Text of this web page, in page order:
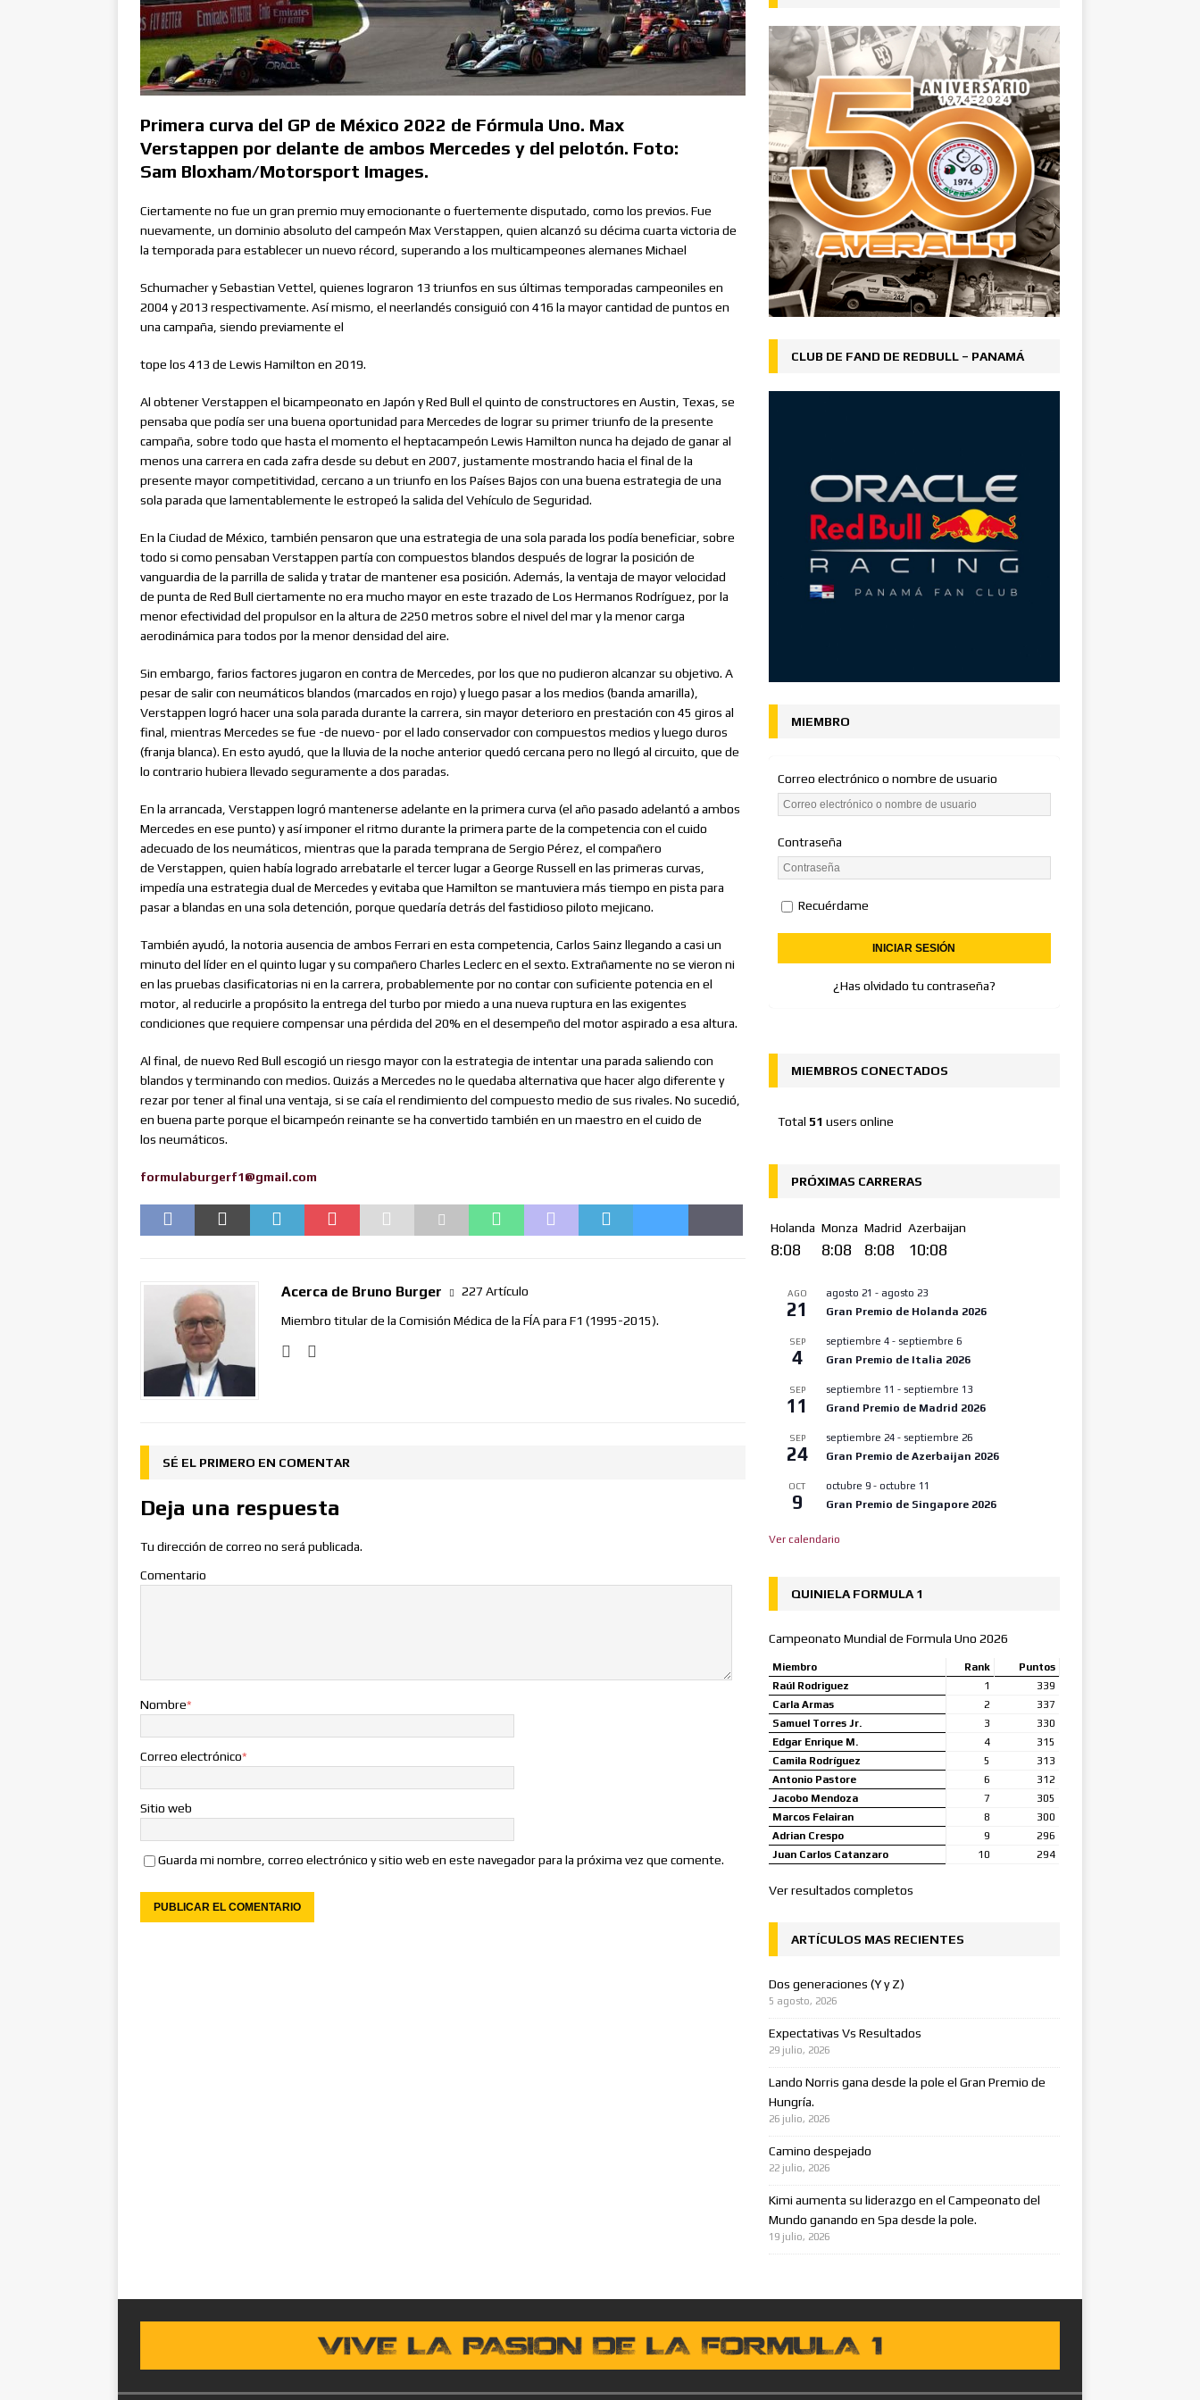
Primera curva del GP de México 2022 de Fórmula Uno. Max
Verstappen por delante de ambos Mercedes y del pelotón. Foto:
Sam Bloxham/Motorsport Images.
Ciertamente no fue un gran premio muy emocionante o fuertemente disputado, como los previos. Fue
nuevamente, un dominio absoluto del campeón Max Verstappen, quien alcanzó su décima cuarta victoria de
la temporada para establecer un nuevo récord, superando a los multicampeones alemanes Michael
Schumacher y Sebastian Vettel, quienes lograron 13 triunfos en sus últimas temporadas campeoniles en
2004 y 2013 respectivamente. Así mismo, el neerlandés consiguió con 416 la mayor cantidad de puntos en
una campaña, siendo previamente el
tope los 413 de Lewis Hamilton en 2019.
Al obtener Verstappen el bicampeonato en Japón y Red Bull el quinto de constructores en Austin, Texas, se
pensaba que podía ser una buena oportunidad para Mercedes de lograr su primer triunfo de la presente
campaña, sobre todo que hasta el momento el heptacampeón Lewis Hamilton nunca ha dejado de ganar al
menos una carrera en cada zafra desde su debut en 2007, justamente mostrando hacia el final de la
presente mayor competitividad, cercano a un triunfo en los Países Bajos con una buena estrategia de una
sola parada que lamentablemente le estropeó la salida del Vehículo de Seguridad.
En la Ciudad de México, también pensaron que una estrategia de una sola parada los podía beneficiar, sobre
todo si como pensaban Verstappen partía con compuestos blandos después de lograr la posición de
vanguardia de la parrilla de salida y tratar de mantener esa posición. Además, la ventaja de mayor velocidad
de punta de Red Bull ciertamente no era mucho mayor en este trazado de Los Hermanos Rodríguez, por la
menor efectividad del propulsor en la altura de 2250 metros sobre el nivel del mar y la menor carga
aerodinámica para todos por la menor densidad del aire.
Sin embargo, farios factores jugaron en contra de Mercedes, por los que no pudieron alcanzar su objetivo. A
pesar de salir con neumáticos blandos (marcados en rojo) y luego pasar a los medios (banda amarilla),
Verstappen logró hacer una sola parada durante la carrera, sin mayor deterioro en prestación con 45 giros al
final, mientras Mercedes se fue -de nuevo- por el lado conservador con compuestos medios y luego duros
(franja blanca). En esto ayudó, que la lluvia de la noche anterior quedó cercana pero no llegó al circuito, que de
lo contrario hubiera llevado seguramente a dos paradas.
En la arrancada, Verstappen logró mantenerse adelante en la primera curva (el año pasado adelantó a ambos
Mercedes en ese punto) y así imponer el ritmo durante la primera parte de la competencia con el cuido
adecuado de los neumáticos, mientras que la parada temprana de Sergio Pérez, el compañero
de Verstappen, quien había logrado arrebatarle el tercer lugar a George Russell en las primeras curvas,
impedía una estrategia dual de Mercedes y evitaba que Hamilton se mantuviera más tiempo en pista para
pasar a blandas en una sola detención, porque quedaría detrás del fastidioso piloto mejicano.
También ayudó, la notoria ausencia de ambos Ferrari en esta competencia, Carlos Sainz llegando a casi un
minuto del líder en el quinto lugar y su compañero Charles Leclerc en el sexto. Extrañamente no se vieron ni
en las pruebas clasificatorias ni en la carrera, probablemente por no contar con suficiente potencia en el
motor, al reducirle a propósito la entrega del turbo por miedo a una nueva ruptura en las exigentes
condiciones que requiere compensar una pérdida del 20% en el desempeño del motor aspirado a esa altura.
Al final, de nuevo Red Bull escogió un riesgo mayor con la estrategia de intentar una parada saliendo con
blandos y terminando con medios. Quizás a Mercedes no le quedaba alternativa que hacer algo diferente y
rezar por tener al final una ventaja, si se caía el rendimiento del compuesto medio de sus rivales. No sucedió,
en buena parte porque el bicampeón reinante se ha convertido también en un maestro en el cuido de
los neumáticos.
formulaburgerf1@gmail.com
Acerca de Bruno Burger 227 Artículo
Miembro titular de la Comisión Médica de la FÍA para F1 (1995-2015).
SÉ EL PRIMERO EN COMENTAR
Deja una respuesta
Tu dirección de correo no será publicada.
Comentario
Nombre*
Correo electrónico*
Sitio web
Guarda mi nombre, correo electrónico y sitio web en este navegador para la próxima vez que comente.
CLUB DE FAND DE REDBULL – PANAMÁ
MIEMBRO
Correo electrónico o nombre de usuario
Contraseña
Recuérdame
¿Has olvidado tu contraseña?
MIEMBROS CONECTADOS
Total 51 users online
PRÓXIMAS CARRERAS
Holanda
8:08
Monza
8:08
Madrid
8:08
Azerbaijan
10:08
AGO
21
agosto 21 - agosto 23
Gran Premio de Holanda 2026
SEP
4
septiembre 4- septiembre 6
Gran Premio de Italia 2026
SEP
11
septiembre 11 - septiembre 13
Grand Premio de Madrid 2026
SEP
24
septiembre 24- septiembre 26
Gran Premio de Azerbaijan 2026
OCT
9
octubre 9- octubre 11
Gran Premio de Singapore 2026
Ver calendario
QUINIELA FORMULA 1
Campeonato Mundial de Formula Uno 2026
Miembro Rank
Puntos
Raúl Rodriguez
1
339
Carla Armas
2
337
Samuel Torres Jr.
3
330
Edgar Enrique M.
4
315
Camila Rodríguez
5
313
Antonio Pastore
6
312
Jacobo Mendoza
7
305
Marcos Felairan
8
300
Adrian Crespo
9
296
Juan Carlos Catanzaro
10 294
Ver resultados completos
ARTÍCULOS MAS RECIENTES
Dos generaciones (Y y Z)
5 agosto, 2026
Expectativas Vs Resultados
29 julio, 2026
Lando Norris gana desde la pole el Gran Premio de
Hungría.
26 julio, 2026
Camino despejado
22 julio, 2026
Kimi aumenta su liderazgo en el Campeonato del
Mundo ganando en Spa desde la pole.
19 julio, 2026